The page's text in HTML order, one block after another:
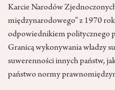
Karcie Narodów
międzynarodowego” z 1970
odpowiednikiem politycznego
Granicą wykonywania władzy
suwerenności innych państw,
państwo normy